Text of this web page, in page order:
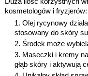
kosmetologów i fryzjerów:
Olej rycynowy
stosowany do skóry
Środek może
Maseczki i kremy
głąb skóry i aktywują